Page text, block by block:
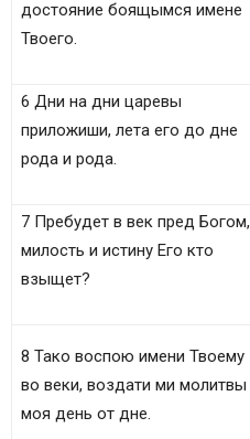
достояние боящымся имене
Твоего.
6 Дни на дни царевы
приложиши, лета eго до дне
рода и рода.
7 Пребудет в век пред Богом,
милость и истину Его кто
взыщет?
8 Тако воспою имени Твоему
во веки, воздати ми молитвы
моя день от дне.